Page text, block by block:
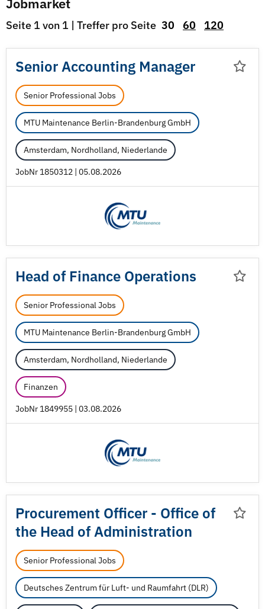
Seite 1 von 1 | Treffer pro Seite 30 60 120
Senior Accounting Manager
Senior Professional Jobs
MTU Maintenance Berlin-Brandenburg GmbH
Amsterdam, Nordholland, Niederlande
JobNr 1850312 | 05.08.2026
Head of Finance Operations
Senior Professional Jobs
MTU Maintenance Berlin-Brandenburg GmbH
Amsterdam, Nordholland, Niederlande
Finanzen
JobNr 1849955 | 03.08.2026
Procurement Officer - Office of
the Head of Administration
Senior Professional Jobs
Deutsches Zentrum für Luft- und Raumfahrt (DLR)